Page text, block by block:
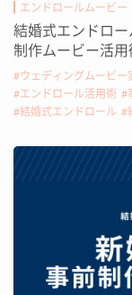
エンドロールムービー
結婚式エンドロ
制作ムービー活用
ウェディングムービー
エンドロール活用術
結婚式エンドロール